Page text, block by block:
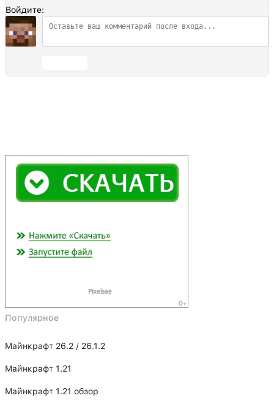
Войдите:
Популярное
Майнкрафт 26.2 / 26.1.2
Майнкрафт 1.21
Майнкрафт 1.21 обзор